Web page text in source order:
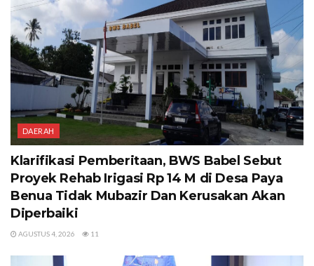
DAERAH
Klarifikasi Pemberitaan, BWS Babel Sebut
Proyek Rehab Irigasi Rp 14 M di Desa Paya
Benua Tidak Mubazir Dan Kerusakan Akan
Diperbaiki
AGUSTUS 4, 2026 11